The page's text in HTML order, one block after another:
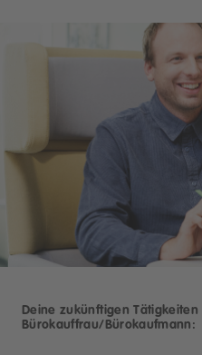
Deine zukünftigen Tätigkeiten
Bürokauffrau/Bürokaufmann: